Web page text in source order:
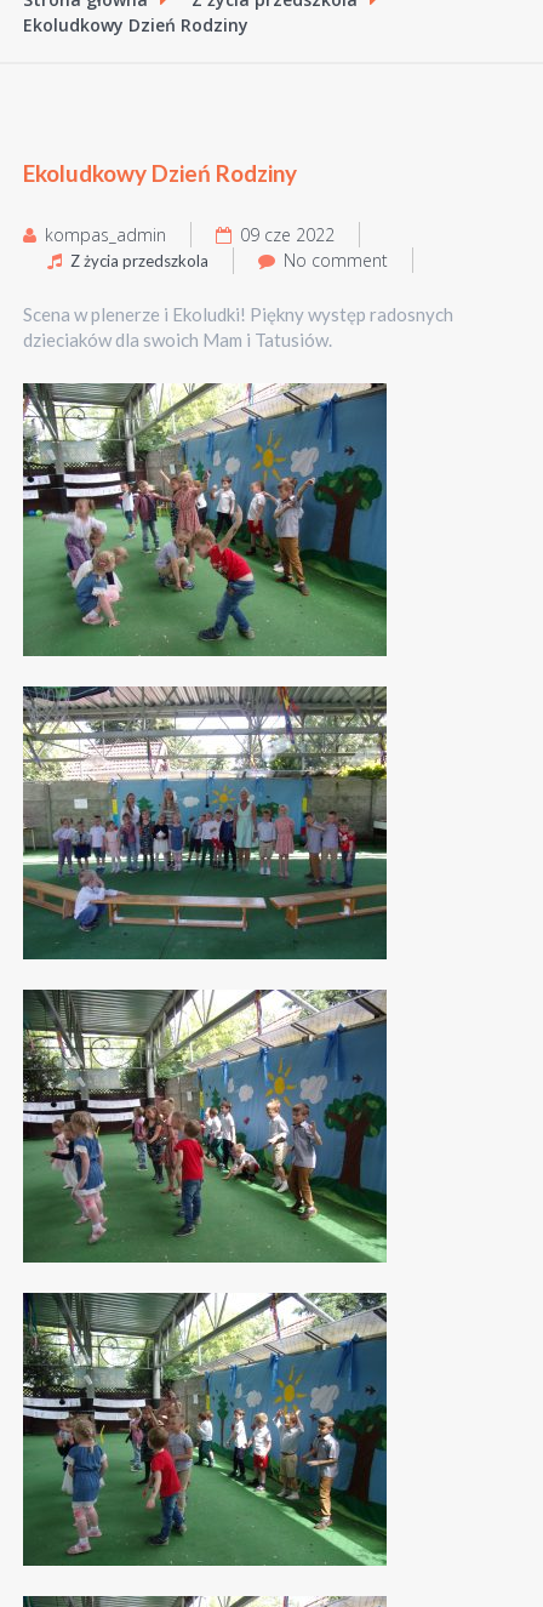
Ekoludkowy Dzień Rodziny
Ekoludkowy Dzień Rodziny
kompas_admin 09 cze 2022
Z życia przedszkola No comment
Scena w plenerze i Ekoludki! Piękny występ radosnych
dzieciaków dla swoich Mam i Tatusiów.